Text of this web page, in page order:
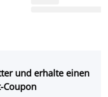
und erhalte einen
Coupon